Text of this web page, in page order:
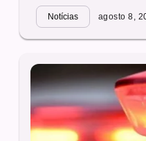
Notícias agosto 8,